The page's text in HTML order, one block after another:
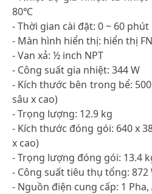
80℃
- Thời gian cài đặt: 0 ~ 60 phút
- Màn hình hiển thị: hiển thị
- Van xả: ½ inch NPT
- Công suất gia nhiệt: 344 W
- Kích thước bên trong bể:
sâu x cao)
- Trọng lượng: 12.9 kg
- Kích thước đóng gói: 640 x
x cao)
- Trọng lượng đóng gói: 13.4
- Công suất tiêu thụ tổng: 872
- Nguồn điện cung cấp: 1 Pha,